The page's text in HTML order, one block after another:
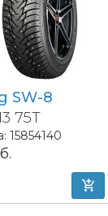
SW-8
75T
15854140